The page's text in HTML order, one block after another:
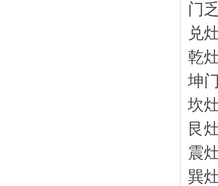
门
兑
乾
坤
坎
艮
震
巽